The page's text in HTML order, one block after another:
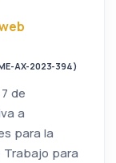
AX-2023-394)
de
a
para la
para